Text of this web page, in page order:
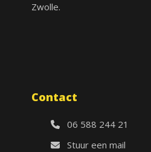
Zwolle.
Contact
06 588 244 21
Stuur een mail